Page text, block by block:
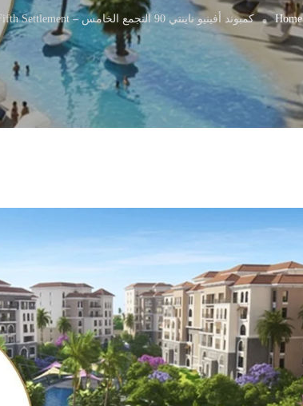
Home كمبوند أفينيو ناينتي 90 التجمع الخامس – Avenue Nintey 90 Compound Fifth Settlement